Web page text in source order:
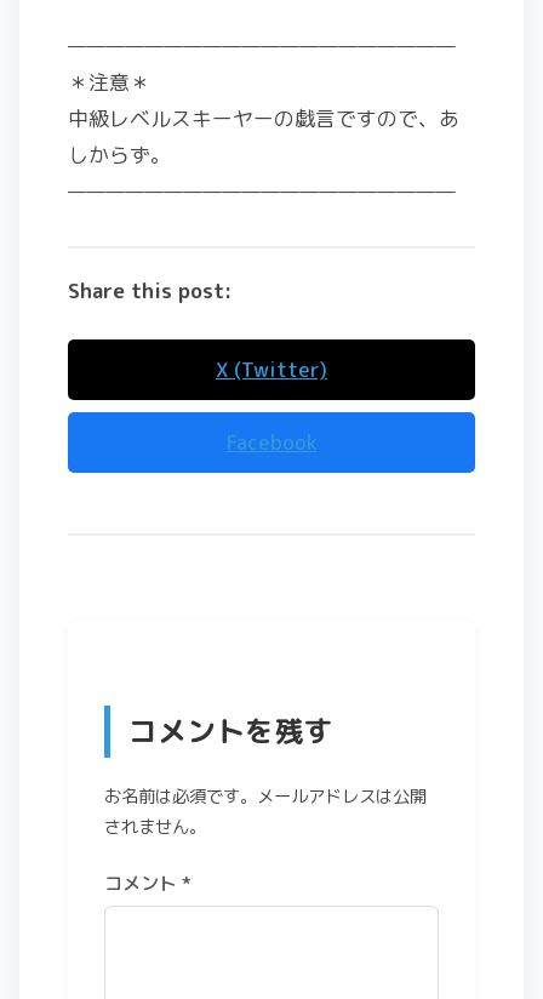
————————————————————
＊注意＊
中級レベルスキーヤーの戯言ですので、あ
しからず。
————————————————————
Share this post:
X (Twitter)
Facebook
コメントを残す
お名前は必須です。メールアドレスは公開
されません。
コメント *